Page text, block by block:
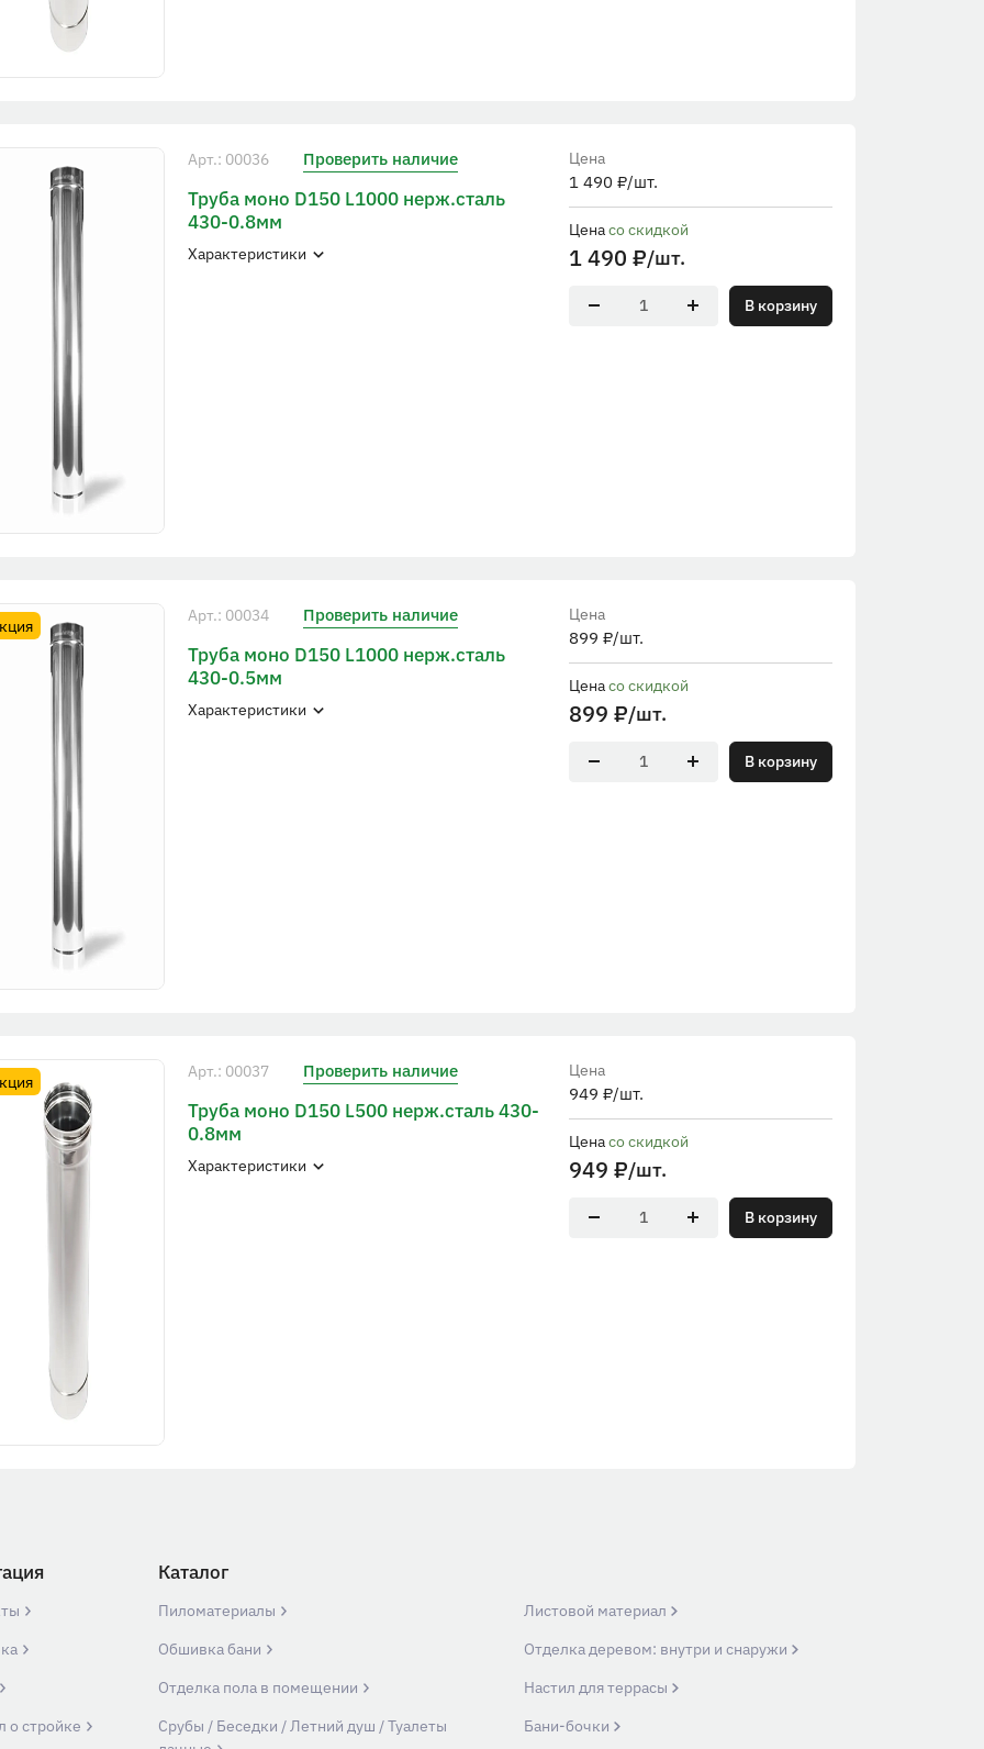
Арт.: 00036 Проверить наличие
Труба моно D150 L1000 нерж.сталь
430-0.8мм
Характеристики
Цена
1 490 ₽/шт.
Ценасо скидкой
1 490 ₽/шт.
В корзину
Арт.: 00034 Проверить наличие
Труба моно D150 L1000 нерж.сталь
430-0.5мм
Характеристики
Цена
899 ₽/шт.
Ценасо скидкой
899 ₽/шт.
В корзину
Арт.: 00037 Проверить наличие
Труба моно D150 L500 нерж.сталь 430-
0.8мм
Характеристики
Цена
949 ₽/шт.
Ценасо скидкой
949 ₽/шт.
В корзину
о стройке
Каталог
Пиломатериалы
Листовой материал
Обшивка бани
Отделка деревом: внутри и снаружи
Отделка пола в помещении
Настил для террасы
Срубы / Беседки / Летний душ / Туалеты
Бани-бочки